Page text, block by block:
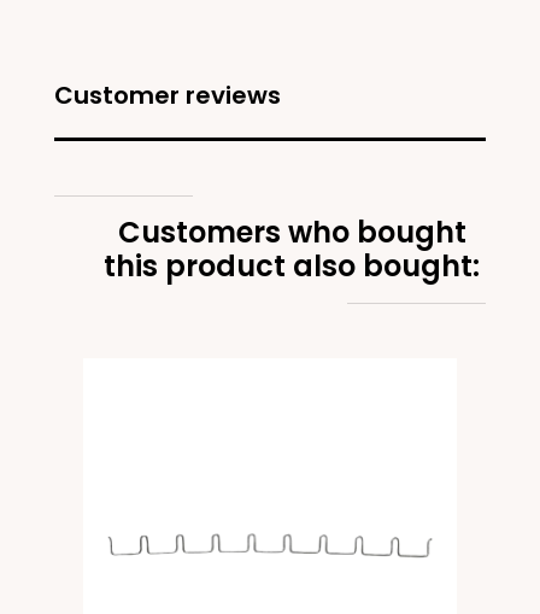
Customer reviews
Customers who bought
this product also bought: